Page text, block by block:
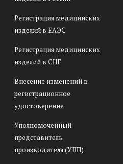
Регистрация медицинских
изделий в ЕАЭС
Регистрация медицинских
изделий в СНГ
Внесение изменений в
регистрационное
удостоверение
Уполномоченный
представитель
производителя (УПП)